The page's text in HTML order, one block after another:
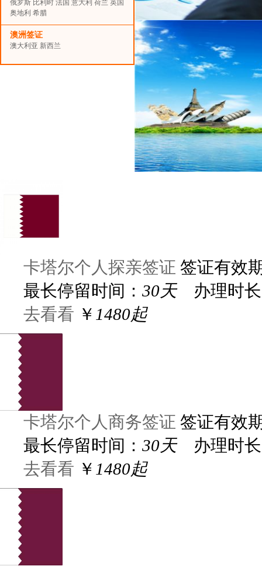
俄罗斯 比利时 法国 意大利 荷兰 英国
奥地利 希腊
澳洲签证
澳大利亚 新西兰
卡塔尔个人探亲签证 签证有效
最长停留时间： 30天办理时长
去看看 ￥ 1480起
卡塔尔个人商务签证 签证有效
最长停留时间： 30天办理时长
去看看 ￥ 1480起